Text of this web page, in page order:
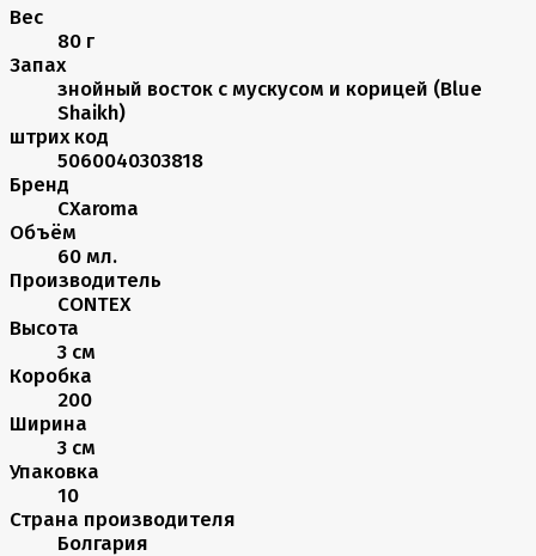
Вес
80 г
Запах
знойный восток с мускусом и корицей (Blue
Shaikh)
штрих код
5060040303818
Бренд
CXaroma
Объём
60 мл.
Производитель
CONTEX
Высота
3 см
Коробка
200
Ширина
3 см
Упаковка
10
Страна производителя
Болгария